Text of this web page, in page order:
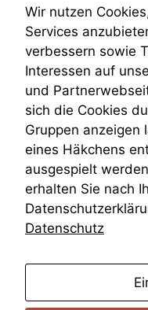
Teilungsklage
Venezuela
VRK
Zivilprozessordnung
ZPO
Zustellfiktion
Zuständigkeit
Öffentliches
Öffentlichkeitsprinzip
Wir nutzen
Services
verbessern sowie
Interessen auf
und
sich die Cookies
Gruppen anzeigen
eines Häkchens
ausgespielt
erhalten Sie nach
Datenschutz